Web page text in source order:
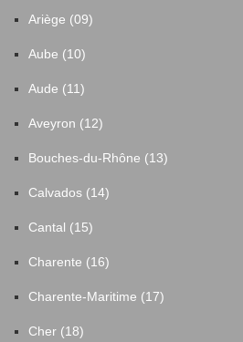
Ariège (09)
Aube (10)
Aude (11)
Aveyron (12)
Bouches-du-Rhône (13)
Calvados (14)
Cantal (15)
Charente (16)
Charente-Maritime (17)
Cher (18)